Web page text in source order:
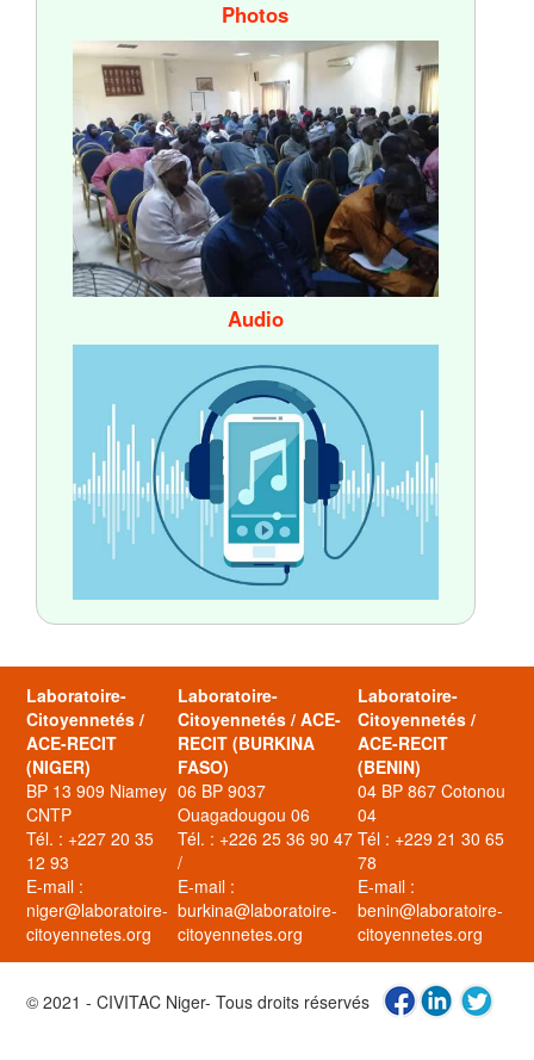
Photos
Audio
Laboratoire-
Citoyennetés /
ACE-RECIT
(NIGER)
BP 13 909 Niamey
CNTP
Tél. : +227 20 35
12 93
E-mail :
niger@laboratoire-
citoyennetes.org
Laboratoire-
Citoyennetés / ACE-
RECIT (BURKINA
FASO)
06 BP 9037
Ouagadougou 06
Tél. : +226 25 36 90 47
/
E-mail :
burkina@laboratoire-
citoyennetes.org
Laboratoire-
Citoyennetés /
ACE-RECIT
(BENIN)
04 BP 867 Cotonou
04
Tél : +229 21 30 65
78
E-mail :
benin@laboratoire-
citoyennetes.org
© 2021 - CIVITAC Niger- Tous droits réservés